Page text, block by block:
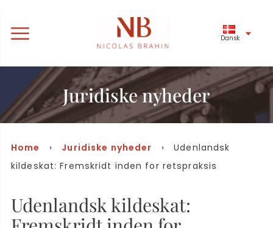
Dansk
Juridiske nyheder
Home › Juridiske nyheder › Udenlandsk
kildeskat: Fremskridt inden for retspraksis
Udenlandsk kildeskat: